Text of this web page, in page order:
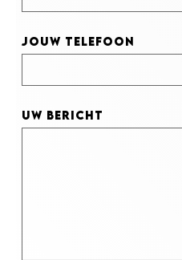
Jouw telefoon
Uw bericht